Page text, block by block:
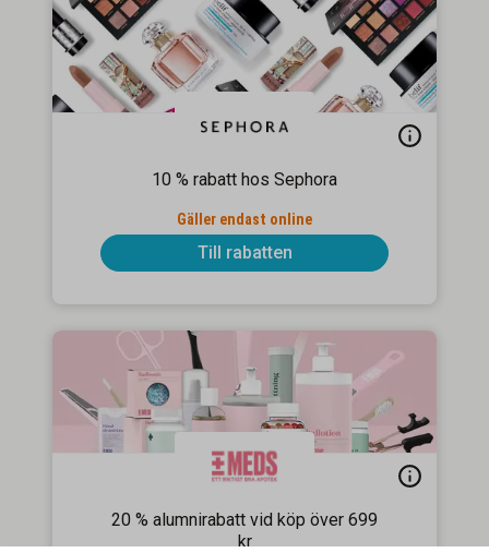
10 % rabatt hos Sephora
Gäller endast online
Till rabatten
20 % alumnirabatt vid köp över 699
kr